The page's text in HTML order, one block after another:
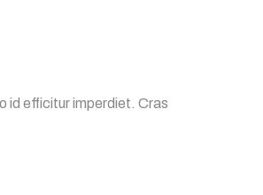
id efficitur imperdiet. Cras